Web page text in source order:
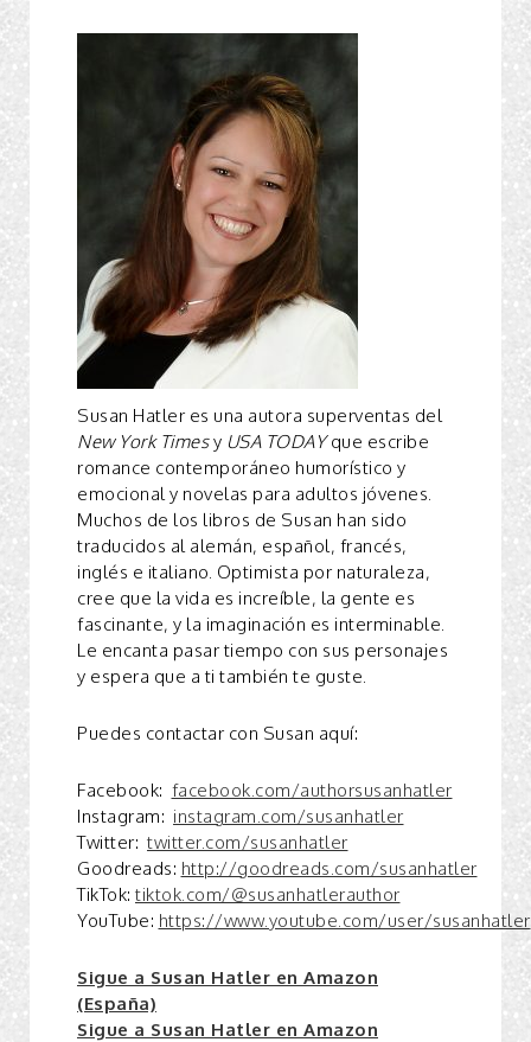
Susan Hatler es una autora superventas del
New York Timesy USA TODAYque escribe
romance contemporáneo humorístico y
emocional y novelas para adultos jóvenes.
Muchos de los libros de Susan han sido
traducidos al alemán, español, francés,
inglés e italiano. Optimista por naturaleza,
cree que la vida es increíble, la gente es
fascinante, y la imaginación es interminable.
Le encanta pasar tiempo con sus personajes
y espera que a ti también te guste.
Puedes contactar con Susan aquí:
Facebook: facebook.com/authorsusanhatler
Instagram: instagram.com/susanhatler
Twitter: twitter.com/susanhatler
Goodreads: http://goodreads.com/susanhatler
TikTok: tiktok.com/@susanhatlerauthor
YouTube: https://www.youtube.com/user/susanhatler
Sigue a Susan Hatler en Amazon
(España)
Sigue a Susan Hatler en Amazon